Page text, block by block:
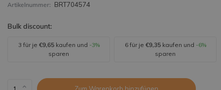
Artikelnummer: BRT704574
Bulk discount:
3 für je €9,65kaufen und -3%
sparen
6 für je €9,35kaufen und -6%
sparen